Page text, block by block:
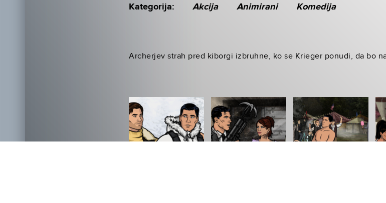
Kategorija: Akcija Animirani Komedija
Archerjev strah pred kiborgi izbruhne, ko se Krieger ponudi, da bo